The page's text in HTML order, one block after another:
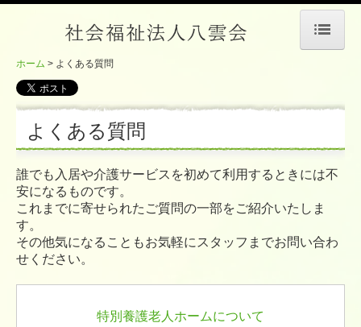
ホーム
私たちの理念
施設案内
特別養護老人ホーム
地域密着型特別養護老人ホーム
ショートステイ
小規模多機能型ホーム
よくある質問
ホーム よくある質問
よくある質問
誰でも入居や介護サービスを初めて利用するときには不
安になるものです。
これまでに寄せられたご質問の一部をご紹介いたしま
す。
その他気になることもお気軽にスタッフまでお問い合わ
せください。
特別養護老人ホームについて